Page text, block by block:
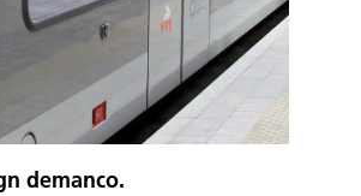
demanco.